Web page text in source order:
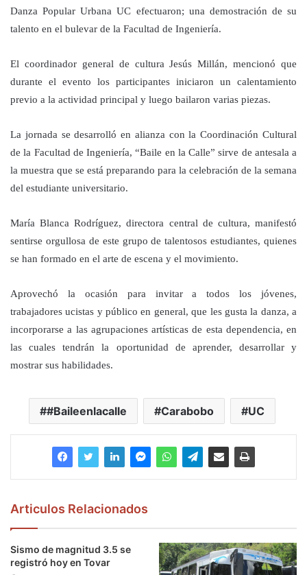
Danza Popular Urbana UC efectuaron; una demostración de su
talento en el bulevar de la Facultad de Ingeniería.
El coordinador general de cultura Jesús Millán, mencionó que
durante el evento los participantes iniciaron un calentamiento
previo a la actividad principal y luego bailaron varias piezas.
La jornada se desarrolló en alianza con la Coordinación Cultural
de la Facultad de Ingeniería,“Baile en la Calle” sirve de antesala a
la muestra que se está preparando para la celebración de la semana
del estudiante universitario.
María Blanca Rodríguez, directora central de cultura, manifestó
sentirse orgullosa de este grupo de talentosos estudiantes, quienes
se han formado en el arte de escena y el movimiento.
Aprovechó la ocasión para invitar a todos los jóvenes,
trabajadores ucistas y público en general, que les gusta la danza, a
incorporarse a las agrupaciones artísticas de esta dependencia, en
las cuales tendrán la oportunidad de aprender, desarrollar y
mostrar sus habilidades.
#Baileenlacalle Carabobo UC
Articulos Relacionados
Sismo de magnitud 3.5 se
registró hoy en Tovar